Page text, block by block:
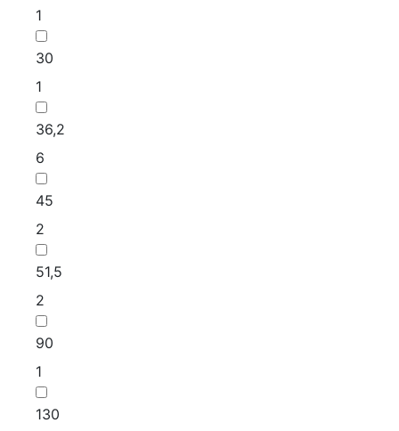
1
30
1
36,2
6
45
2
51,5
2
90
1
130